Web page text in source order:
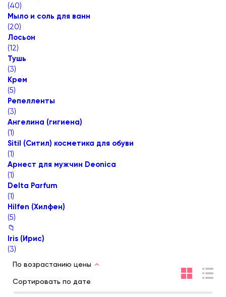
(40)
Мыло и соль для ванн
(20)
Лосьон
(12)
Тушь
(3)
Крем
(5)
Репелленты
(3)
Ангелина (гигиена)
(1)
Sitil (Ситил) косметика для обуви
(1)
Арнест для мужчин Deonica
(1)
Delta Parfum
(1)
Hilfen (Хилфен)
(5)
📁
Iris (Ирис)
(3)
По возрастанию цены
Сортировать по дате